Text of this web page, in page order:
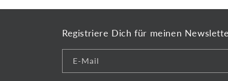
Registriere Dich für meinen
E-Mail